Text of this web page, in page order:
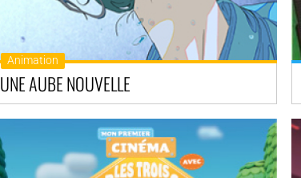
Animation
UNE AUBE NOUVELLE